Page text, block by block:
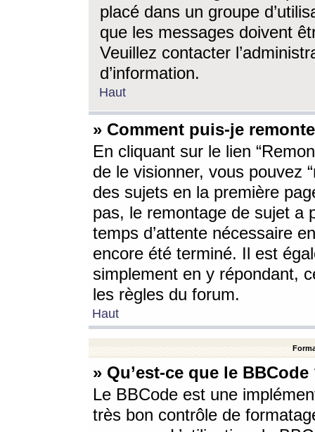
placé dans un groupe
que les messages doivent
Veuillez contacter
d’information.
Haut
» Comment puis-je
En cliquant sur le lien
de le visionner, vous pouvez
des sujets en la première
pas, le remontage de sujet a
temps d’attente nécessaire
encore été terminé. Il est
simplement en y répondant,
les règles du forum.
Haut
» Qu’est-ce que le BBCode
Le BBCode est une
très bon contrôle de